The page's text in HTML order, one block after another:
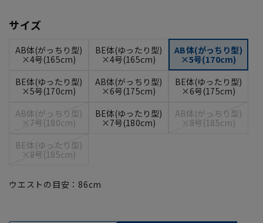
サイズ
AB体(がっちり型)
×4号(165cm)
BE体(ゆったり型)
×4号(165cm)
AB体(がっちり型)
×5号(170cm)
BE体(ゆったり型)
×5号(170cm)
AB体(がっちり型)
×6号(175cm)
BE体(ゆったり型)
×6号(175cm)
AB体(がっちり型)
×7号(180cm)
BE体(ゆったり型)
×7号(180cm)
AB体(がっちり型)
×8号(185cm)
BE体(ゆったり型)
×8号(185cm)
ウエストの目安： 86cm